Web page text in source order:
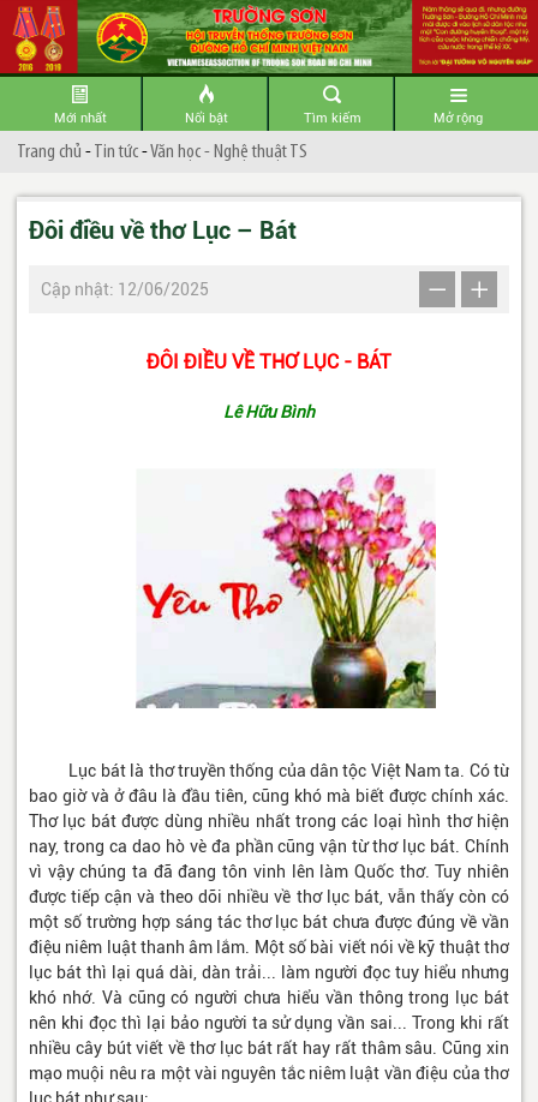
Mới nhất Nổi bật Tìm kiếm Mở rộng
Trang chủ -Tin tức-Văn học - Nghệ thuật TS
Đôi điều về thơ Lục – Bát
Cập nhật: 12/06/2025
ĐÔI ĐIỀU VỀ THƠ LỤC - BÁT
Lê Hữu Bình
Lục bát là thơ truyền thống của dân tộc Việt Nam ta. Có từ
bao giờ và ở đâu là đầu tiên, cũng khó mà biết được chính xác.
Thơ lục bát được dùng nhiều nhất trong các loại hình thơ hiện
nay, trong ca dao hò vè đa phần cũng vận từ thơ lục bát. Chính
vì vậy chúng ta đã đang tôn vinh lên làm Quốc thơ. Tuy nhiên
được tiếp cận và theo dõi nhiều về thơ lục bát, vẫn thấy còn có
một số trường hợp sáng tác thơ lục bát chưa được đúng về vần
điệu niêm luật thanh âm lắm. Một số bài viết nói về kỹ thuật thơ
lục bát thì lại quá dài, dàn trải... làm người đọc tuy hiểu nhưng
khó nhớ. Và cũng có người chưa hiểu vần thông trong lục bát
nên khi đọc thì lại bảo người ta sử dụng vần sai... Trong khi rất
nhiều cây bút viết về thơ lục bát rất hay rất thâm sâu. Cũng xin
mạo muội nêu ra một vài nguyên tắc niêm luật vần điệu của thơ
lục bát như sau: